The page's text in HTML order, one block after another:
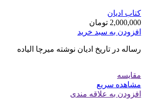
کتاب ادیان
2,000,000 تومان
افزودن به سبد خرید
رساله در تاریخ ادیان نوشته میرچا الیاده
مقایسه
مشاهده سریع
افزودن به علاقه مندی